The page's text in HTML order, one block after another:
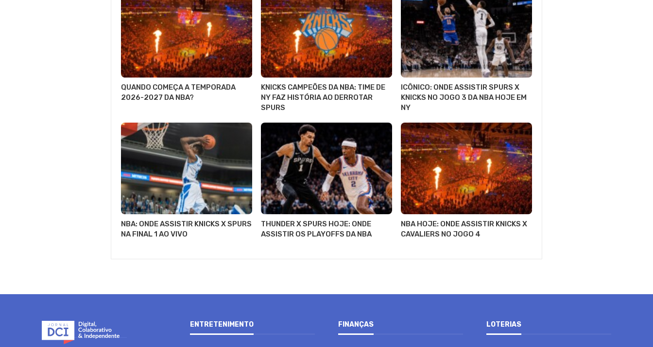
QUANDO COMEÇA A TEMPORADA
2026-2027 DA NBA?
KNICKS CAMPEÕES DA NBA: TIME DE
NY FAZ HISTÓRIA AO DERROTAR
SPURS
ICÔNICO: ONDE ASSISTIR SPURS X
KNICKS NO JOGO 3 DA NBA HOJE EM
NY
NBA: ONDE ASSISTIR KNICKS X SPURS
NA FINAL 1 AO VIVO
THUNDER X SPURS HOJE: ONDE
ASSISTIR OS PLAYOFFS DA NBA
NBA HOJE: ONDE ASSISTIR KNICKS X
CAVALIERS NO JOGO 4
ENTRETENIMENTO FINANÇAS LOTERIAS